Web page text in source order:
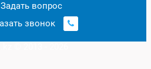
Задать вопрос
звонок